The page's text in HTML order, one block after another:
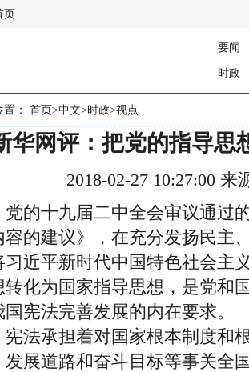
页
要闻
时政
置： 首页>中文>时政>视点
华网评：把党的指导思
2018-02-27 10:27:00
十九届二中全会审议通过
容的建议》，在充分发扬民主
习近平新时代中国特色社会主
转化为国家指导思想，是党和
国宪法完善发展的内在要求。
承担着对国家根本制度和
发展道路和奋斗目标等事关全